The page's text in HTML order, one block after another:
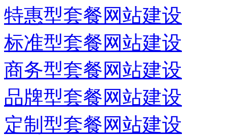
特惠型套餐网站建设
标准型套餐网站建设
商务型套餐网站建设
品牌型套餐网站建设
定制型套餐网站建设